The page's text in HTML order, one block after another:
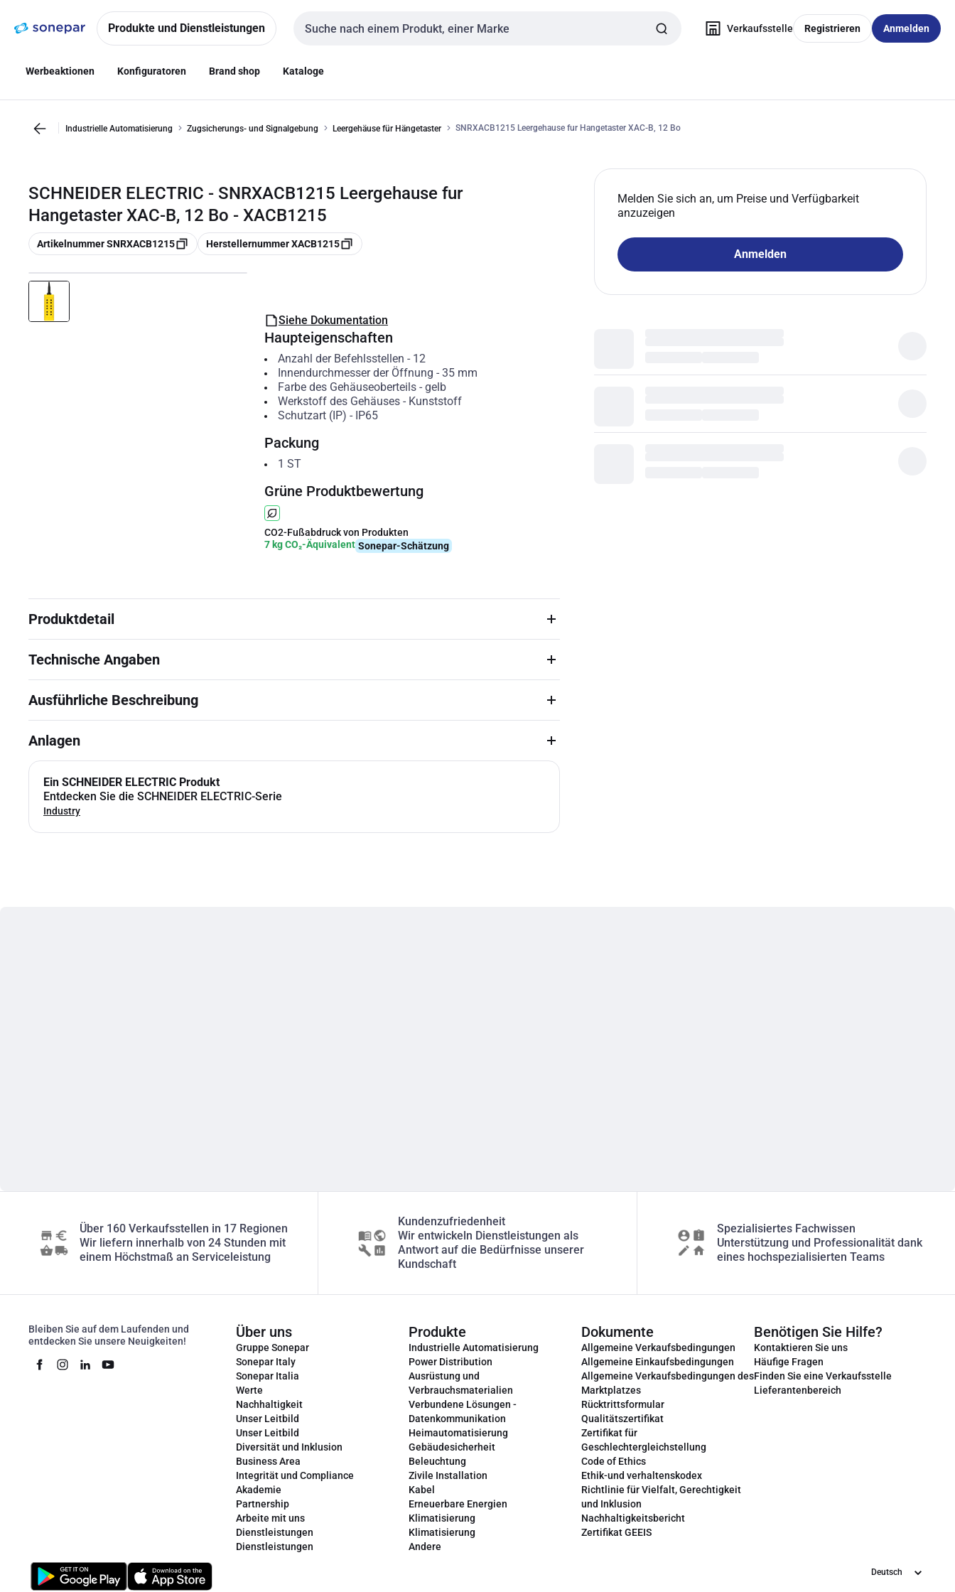
NavigationInhalt
Produkte und Dienstleistungen
Sucheingabe
Verkaufsstelle Registrieren Anmelden
Werbeaktionen Konfiguratoren Brand shop Kataloge
Industrielle Automatisierung Zugsicherungs- und Signalgebung Leergehäuse für Hängetaster SNRXACB1215 Leergehause fur Hangetaster XAC-B, 12 Bo
SCHNEIDER ELECTRIC - SNRXACB1215 Leergehause fur
Hangetaster XAC-B, 12 Bo - XACB1215
Kopieren
Artikelnummer SNRXACB1215 Kopieren
Herstellernummer XACB1215
Melden Sie sich an, um Preise und Verfügbarkeit
anzuzeigen
Anmelden
Siehe Dokumentation
Haupteigenschaften
Anzahl der Befehlsstellen - 12
Innendurchmesser der Öffnung - 35 mm
Farbe des Gehäuseoberteils- gelb
Werkstoff des Gehäuses- Kunststoff
Schutzart (IP) - IP65
Packung
1 ST
Grüne Produktbewertung
CO2-Fußabdruck von Produkten
7 kg CO₂-Äquivalent Sonepar-Schätzung
Produktdetail
Technische Angaben
Ausführliche Beschreibung
Anlagen
Ein SCHNEIDER ELECTRIC Produkt
Entdecken Sie die SCHNEIDER ELECTRIC-Serie
Industry
Über 160 Verkaufsstellen in 17 Regionen
Wir liefern innerhalb von 24 Stunden mit
einem Höchstmaß an Serviceleistung
Kundenzufriedenheit
Wir entwickeln Dienstleistungen als
Antwort auf die Bedürfnisse unserer
Kundschaft
Spezialisiertes Fachwissen
Unterstützung und Professionalität dank
eines hochspezialisierten Teams
Bleiben Sie auf dem Laufenden und
entdecken Sie unsere Neuigkeiten!
Über uns
Gruppe Sonepar
Sonepar Italy
Sonepar Italia
Werte
Nachhaltigkeit
Unser Leitbild
Unser Leitbild
Diversität und Inklusion
Business Area
Integrität und Compliance
Akademie
Partnership
Arbeite mit uns
Dienstleistungen
Dienstleistungen
Produkte
Industrielle Automatisierung
Power Distribution
Ausrüstung und
Verbrauchsmaterialien
Verbundene Lösungen -
Datenkommunikation
Heimautomatisierung
Gebäudesicherheit
Beleuchtung
Zivile Installation
Kabel
Erneuerbare Energien
Klimatisierung
Klimatisierung
Andere
Dokumente
Allgemeine Verkaufsbedingungen
Allgemeine Einkaufsbedingungen
Allgemeine Verkaufsbedingungen des
Marktplatzes
Rücktrittsformular
Qualitätszertifikat
Zertifikat für
Geschlechtergleichstellung
Code of Ethics
Ethik-und verhaltenskodex
Richtlinie für Vielfalt, Gerechtigkeit
und Inklusion
Nachhaltigkeitsbericht
Zertifikat GEEIS
Benötigen Sie Hilfe?
Kontaktieren Sie uns
Häufige Fragen
Finden Sie eine Verkaufsstelle
Lieferantenbereich
Sprache